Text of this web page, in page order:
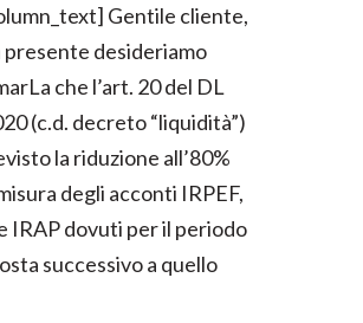
Gentile cliente,
presente desideriamo
che l’art. 20 del DL
(c.d. decreto “liquidità”)
la riduzione all’80%
degli acconti IRPEF,
IRAP dovuti per il periodo
successivo a quello